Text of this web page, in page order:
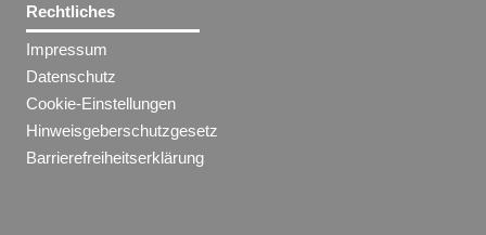
Rechtliches
Impressum
Datenschutz
Cookie-Einstellungen
Hinweisgeberschutzgesetz
Barrierefreiheitserklärung